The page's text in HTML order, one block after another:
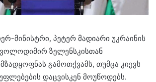
მინისტრი, პეტერ მადიარი უკრაინის
ზელენსკისთან
გამოთქვამს, თუმცა კიევს
დაცვისკენ მოუწოდებს.